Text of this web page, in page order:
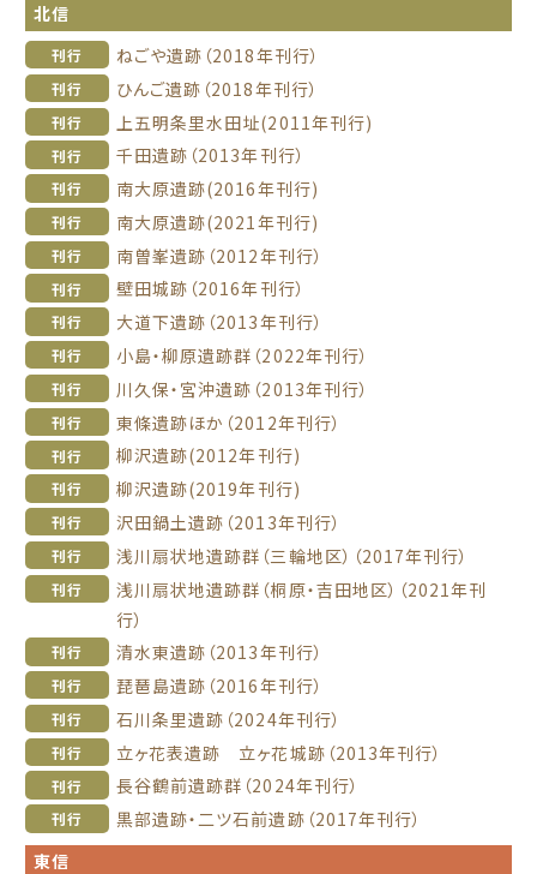
北信
刊行 ねごや遺跡（2018年刊行）
刊行 ひんご遺跡（2018年刊行）
刊行 上五明条里水田址(2011年刊行)
刊行 千田遺跡（2013年刊行）
刊行 南大原遺跡(2016年刊行)
刊行 南大原遺跡(2021年刊行)
刊行 南曽峯遺跡（2012年刊行）
刊行 壁田城跡（2016年刊行）
刊行 大道下遺跡（2013年刊行）
刊行 小島・柳原遺跡群（2022年刊行）
刊行 川久保・宮沖遺跡（2013年刊行）
刊行 東條遺跡ほか（2012年刊行）
刊行 柳沢遺跡(2012年刊行)
刊行 柳沢遺跡(2019年刊行)
刊行 沢田鍋土遺跡（2013年刊行）
刊行 浅川扇状地遺跡群（三輪地区）（2017年刊行）
刊行
浅川扇状地遺跡群（桐原・吉田地区）（2021年刊
行）
刊行 清水東遺跡（2013年刊行）
刊行 琵琶島遺跡（2016年刊行）
刊行 石川条里遺跡（2024年刊行）
刊行 立ヶ花表遺跡 立ヶ花城跡（2013年刊行）
刊行 長谷鶴前遺跡群（2024年刊行）
刊行
黒部遺跡・二ツ石前遺跡（2017年刊行）
東信